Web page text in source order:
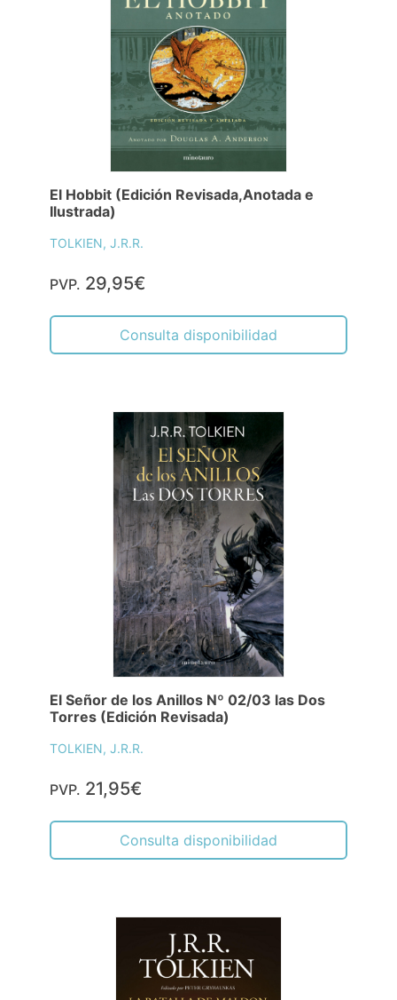
El Hobbit (Edición Revisada,Anotada e
Ilustrada)
TOLKIEN, J.R.R.
PVP. 29,95€
Consulta disponibilidad
El Señor de los Anillos Nº 02/03 las Dos
Torres (Edición Revisada)
TOLKIEN, J.R.R.
PVP. 21,95€
Consulta disponibilidad